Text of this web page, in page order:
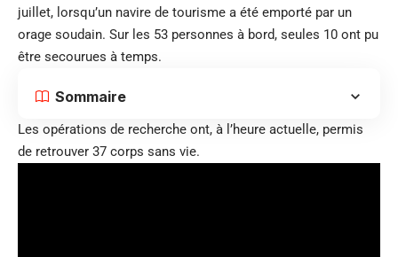
juillet, lorsqu’un navire de tourisme a été emporté par un
orage soudain. Sur les 53 personnes à bord, seules 10 ont pu
être secourues à temps.
Sommaire
Les opérations de recherche ont, à l’heure actuelle, permis
de retrouver 37 corps sans vie.